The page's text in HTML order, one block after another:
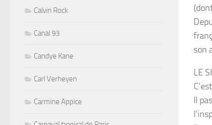
son
LE
Il
Calvin Rock
Canal 93
Candye Kane
Carl Verheyen
Carmine Appice